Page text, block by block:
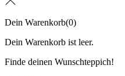
Dein Warenkorb(0)
Dein Warenkorb ist leer.
Finde deinen Wunschteppich!